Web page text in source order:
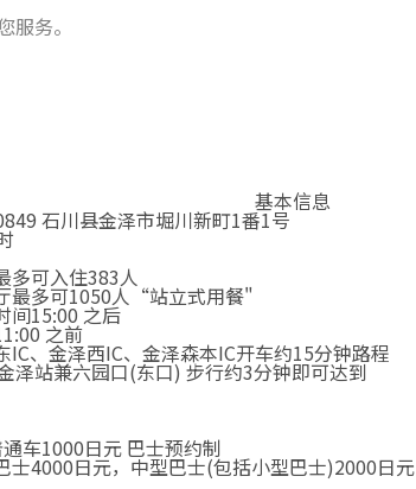
务。
基本信息
石川县金泽市堀川新町1番1号
多可入住383人
最多可1050人“站立式用餐"
间15:00 之后
之前
IC、金泽西IC、金泽森本IC开车约15分钟路程
泽站兼六园口(东口) 步行约3分钟即可达到
车1000日元 巴士预约制
士4000日元，中型巴士(包括小型巴士)2000日元